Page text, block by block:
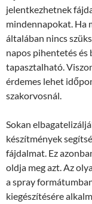
jelentkezhetnek
mindennapokat. Ha
általában nincs
napos pihentetés
tapasztalható.
érdemes lehet
szakorvosnál.
Sokan
készítmények
fájdalmat. Ez
oldja meg azt. Az
a spray
kiegészítésére